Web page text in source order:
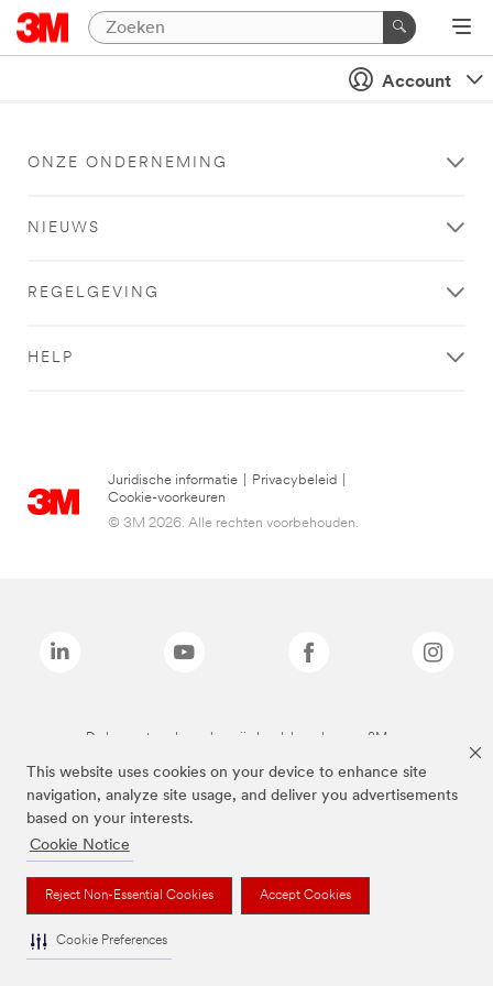
This website uses cookies on your device to enhance site
navigation, analyze site usage, and deliver you advertisements
based on your interests.
Cookie Notice
Reject Non-Essential Cookies Accept Cookies
Cookie Preferences
Account
ONZE ONDERNEMING
NIEUWS
REGELGEVING
HELP
Juridische informatie Privacybeleid
Cookie-voorkeuren
© 3M 2026. Alle rechten voorbehouden.
De bovenstaande merken zijn handelsmerken van 3M.we